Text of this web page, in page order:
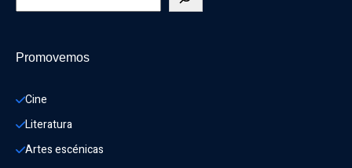
Promovemos
Cine
Literatura
Artes escénicas